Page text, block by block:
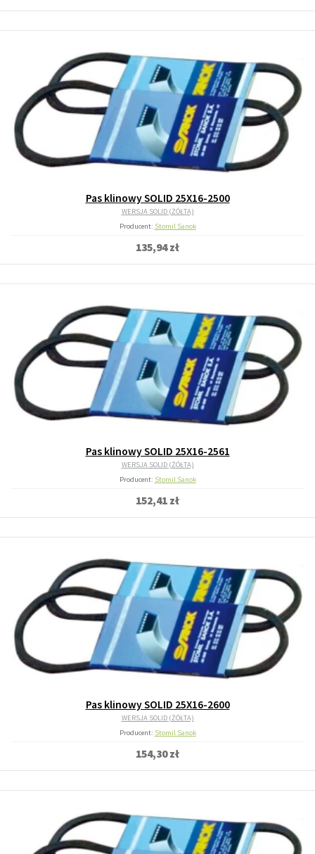
Pas klinowy SOLID 25X16-2500
WERSJA SOLID (ŻÓŁTA)
Producent: Stomil Sanok
135,94 zł
Pas klinowy SOLID 25X16-2561
WERSJA SOLID (ŻÓŁTA)
Producent: Stomil Sanok
152,41 zł
Pas klinowy SOLID 25X16-2600
WERSJA SOLID (ŻÓŁTA)
Producent: Stomil Sanok
154,30 zł